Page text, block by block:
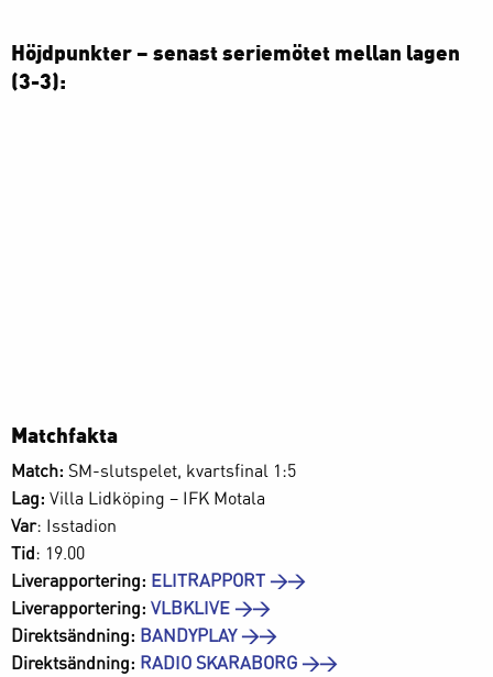
Höjdpunkter – senast seriemötet mellan lagen
(3-3):
Matchfakta
Match: SM-slutspelet, kvartsfinal 1:5
Lag: Villa Lidköping – IFK Motala
Var: Isstadion
Tid: 19.00
Liverapportering: ELITRAPPORT >>
Liverapportering: VLBKLIVE >>
Direktsändning: BANDYPLAY >>
Direktsändning: RADIO SKARABORG >>